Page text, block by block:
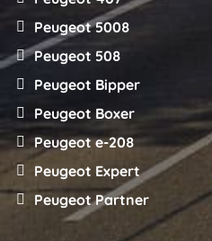
Peugeot 5008
Peugeot 508
Peugeot Bipper
Peugeot Boxer
Peugeot e-208
Peugeot Expert
Peugeot Partner